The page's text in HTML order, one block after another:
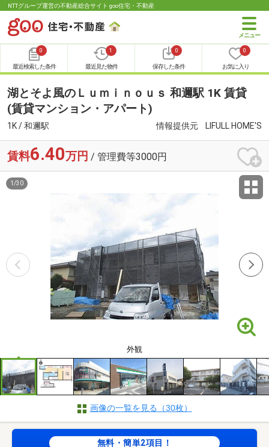
NTTグループ運営の不動産総合サイト goo住宅・不動産
0
最近検索した条件
1
最近見た物件
0
保存した条件
0
お気に入り
湖とそよ風のＬｕｍｉｎｏｕｓ 和邇駅 1K 賃貸
(賃貸マンション・アパート)
1K / 和邇駅 情報提供元 LIFULL HOME'S
賃料6.40万円 / 管理費等3000円
外観
1 /30
画像の一覧を見る（30枚）
無料・簡単2項目！